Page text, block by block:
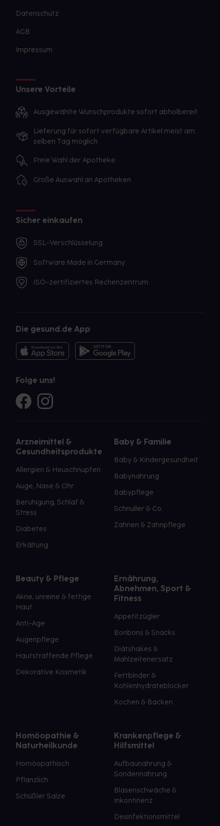
Datenschutz
AGB
Impressum
Unsere Vorteile
Ausgewählte Wunschprodukte sofort abholbereit
Lieferung für sofort verfügbare Artikel meist am
selben Tag möglich
Freie Wahl der Apotheke
Große Auswahl an Apotheken
Sicher einkaufen
SSL-Verschlüsselung
Software Made in Germany
ISO-zertifiziertes Rechenzentrum
Die gesund.de App
Folge uns!
Arzneimittel &
Gesundheitsprodukte
Allergien & Heuschnupfen
Auge, Nase & Ohr
Beruhigung, Schlaf &
Stress
Diabetes
Erkältung
Baby & Familie
Baby & Kindergesundheit
Babynahrung
Babypflege
Schnuller & Co.
Zahnen & Zahnpflege
Beauty & Pflege
Akne, unreine & fettige
Haut
Anti-Age
Augenpflege
Hautstraffende Pflege
Dekorative Kosmetik
Ernährung,
Abnehmen, Sport &
Fitness
Appetitzügler
Bonbons & Snacks
Diätshakes &
Mahlzeitenersatz
Fettbinder &
Kohlenhydrateblocker
Kochen & Backen
Homöopathie &
Naturheilkunde
Homöopathisch
Pflanzlich
Schüßler Salze
Krankenpflege &
Hilfsmittel
Aufbaunahrung &
Sondennahrung
Blasenschwäche &
Inkontinenz
Desinfektionsmittel